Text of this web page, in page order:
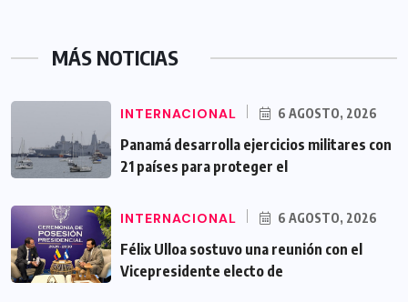
MÁS NOTICIAS
INTERNACIONAL 6 AGOSTO, 2026
Panamá desarrolla ejercicios militares con
21 países para proteger el
INTERNACIONAL 6 AGOSTO, 2026
Félix Ulloa sostuvo una reunión con el
Vicepresidente electo de